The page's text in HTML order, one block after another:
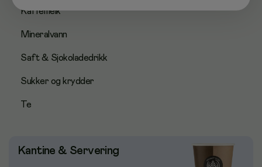
Kaffemelk
Mineralvann
Saft & Sjokoladedrikk
Sukker og krydder
Te
Kantine & Servering